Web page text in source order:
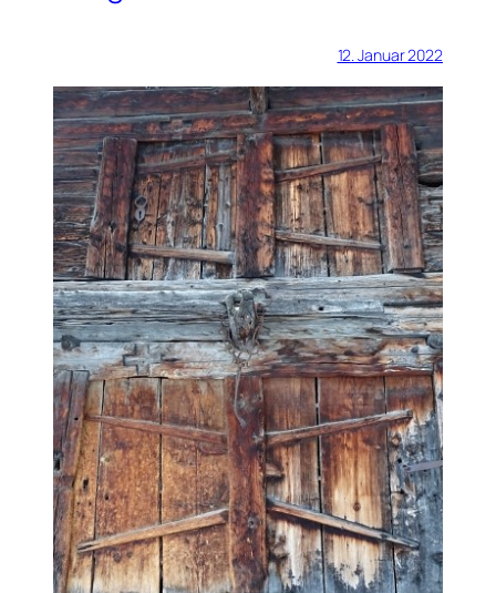
12. Januar 2022